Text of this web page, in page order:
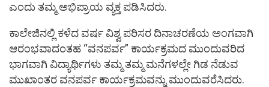
ಎಂದು ತಮ್ಮ ಅಭಿಪ್ರಾಯ ವ್ಯಕ್ತ ಪಡಿಸಿದರು.
ಕಾಲೇಜಿನಲ್ಲಿ ಕಳೆದ ವರ್ಷ ವಿಶ್ವ ಪರಿಸರ ದಿನಾಚರಣೆಯ ಅಂಗವಾಗಿ
ಆರಂಭವಾದಂತಹ “ವನಪರ್ವ” ಕಾರ್ಯಕ್ರಮದ ಮುಂದುವರಿದ
ಭಾಗವಾಗಿ ವಿದ್ಯಾರ್ಥಿಗಳು ತಮ್ಮ ತಮ್ಮ ಮನೆಗಳಲ್ಲೇ ಗಿಡ ನೆಡುವ
ಮುಖಾಂತರ ವನಪರ್ವ ಕಾರ್ಯಕ್ರಮವನ್ನು ಮುಂದುವರೆಸಿದರು.